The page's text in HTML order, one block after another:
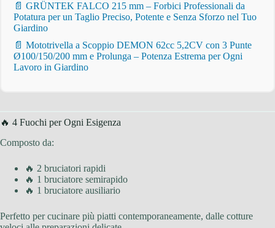
📄 GRÜNTEK FALCO 215 mm – Forbici Professionali da
Potatura per un Taglio Preciso, Potente e Senza Sforzo nel Tuo
Giardino
📄 Mototrivella a Scoppio DEMON 62cc 5,2CV con 3 Punte
Ø100/150/200 mm e Prolunga – Potenza Estrema per Ogni
Lavoro in Giardino
🔥 4 Fuochi per Ogni Esigenza
Composto da:
🔥 2 bruciatori rapidi
🔥 1 bruciatore semirapido
🔥 1 bruciatore ausiliario
Perfetto per cucinare più piatti contemporaneamente, dalle cotture